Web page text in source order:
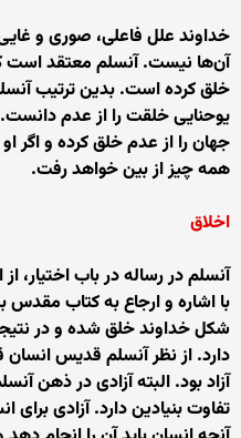
خداوند علل فاعلی، صوری و
آن‌ها نیست. آنسلم معتقد است
خلق کرده است. بدین ترتیب
یوحنایی خلقت را از عدم
جهان را از عدم خلق کرده و اگر
همه چیز از بین خواهد رفت.
اخلاق
آنسلم در رساله در باب اختیار،
با اشاره و ارجاع به کتاب مقدس
شکل خداوند خلق شده و در نتیجه
دارد. از نظر آنسلم قدیس انسان
آزاد بود. البته آزادی در ذهن
تفاوت بنیادین دارد. آزادی